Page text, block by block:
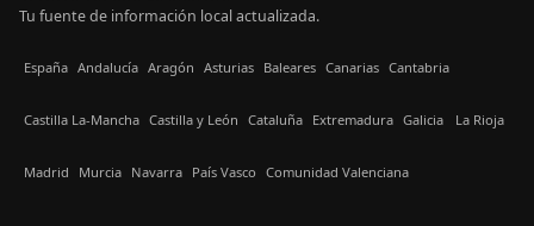
Tu fuente de información local actualizada.
España Andalucía Aragón Asturias Baleares Canarias Cantabria
Castilla La-Mancha Castilla y León Cataluña Extremadura Galicia La Rioja
Madrid Murcia Navarra País Vasco Comunidad Valenciana